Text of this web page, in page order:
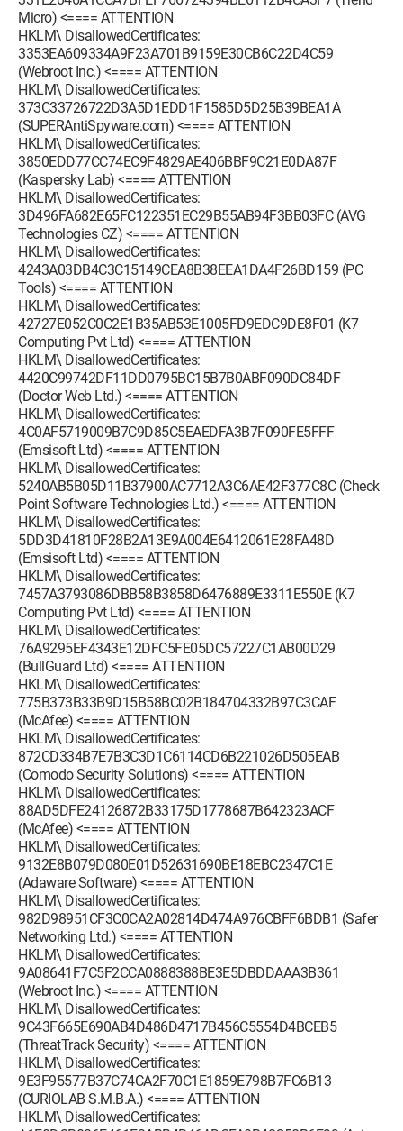
Micro) <==== ATTENTION
HKLM\ DisallowedCertificates:
3353EA609334A9F23A701B9159E30CB6C22D4C59
(Webroot Inc.) <==== ATTENTION
HKLM\ DisallowedCertificates:
373C33726722D3A5D1EDD1F1585D5D25B39BEA1A
(SUPERAntiSpyware.com) <==== ATTENTION
HKLM\ DisallowedCertificates:
3850EDD77CC74EC9F4829AE406BBF9C21E0DA87F
(Kaspersky Lab) <==== ATTENTION
HKLM\ DisallowedCertificates:
3D496FA682E65FC122351EC29B55AB94F3BB03FC (AVG
Technologies CZ) <==== ATTENTION
HKLM\ DisallowedCertificates:
4243A03DB4C3C15149CEA8B38EEA1DA4F26BD159 (PC
Tools) <==== ATTENTION
HKLM\ DisallowedCertificates:
42727E052C0C2E1B35AB53E1005FD9EDC9DE8F01 (K7
Computing Pvt Ltd) <==== ATTENTION
HKLM\ DisallowedCertificates:
4420C99742DF11DD0795BC15B7B0ABF090DC84DF
(Doctor Web Ltd.) <==== ATTENTION
HKLM\ DisallowedCertificates:
4C0AF5719009B7C9D85C5EAEDFA3B7F090FE5FFF
(Emsisoft Ltd) <==== ATTENTION
HKLM\ DisallowedCertificates:
5240AB5B05D11B37900AC7712A3C6AE42F377C8C (Check
Point Software Technologies Ltd.) <==== ATTENTION
HKLM\ DisallowedCertificates:
5DD3D41810F28B2A13E9A004E6412061E28FA48D
(Emsisoft Ltd) <==== ATTENTION
HKLM\ DisallowedCertificates:
7457A3793086DBB58B3858D6476889E3311E550E (K7
Computing Pvt Ltd) <==== ATTENTION
HKLM\ DisallowedCertificates:
76A9295EF4343E12DFC5FE05DC57227C1AB00D29
(BullGuard Ltd) <==== ATTENTION
HKLM\ DisallowedCertificates:
775B373B33B9D15B58BC02B184704332B97C3CAF
(McAfee) <==== ATTENTION
HKLM\ DisallowedCertificates:
872CD334B7E7B3C3D1C6114CD6B221026D505EAB
(Comodo Security Solutions) <==== ATTENTION
HKLM\ DisallowedCertificates:
88AD5DFE24126872B33175D1778687B642323ACF
(McAfee) <==== ATTENTION
HKLM\ DisallowedCertificates:
9132E8B079D080E01D52631690BE18EBC2347C1E
(Adaware Software) <==== ATTENTION
HKLM\ DisallowedCertificates:
982D98951CF3C0CA2A02814D474A976CBFF6BDB1 (Safer
Networking Ltd.) <==== ATTENTION
HKLM\ DisallowedCertificates:
9A08641F7C5F2CCA0888388BE3E5DBDDAAA3B361
(Webroot Inc.) <==== ATTENTION
HKLM\ DisallowedCertificates:
9C43F665E690AB4D486D4717B456C5554D4BCEB5
(ThreatTrack Security) <==== ATTENTION
HKLM\ DisallowedCertificates:
9E3F95577B37C74CA2F70C1E1859E798B7FC6B13
(CURIOLAB S.M.B.A.) <==== ATTENTION
HKLM\ DisallowedCertificates: